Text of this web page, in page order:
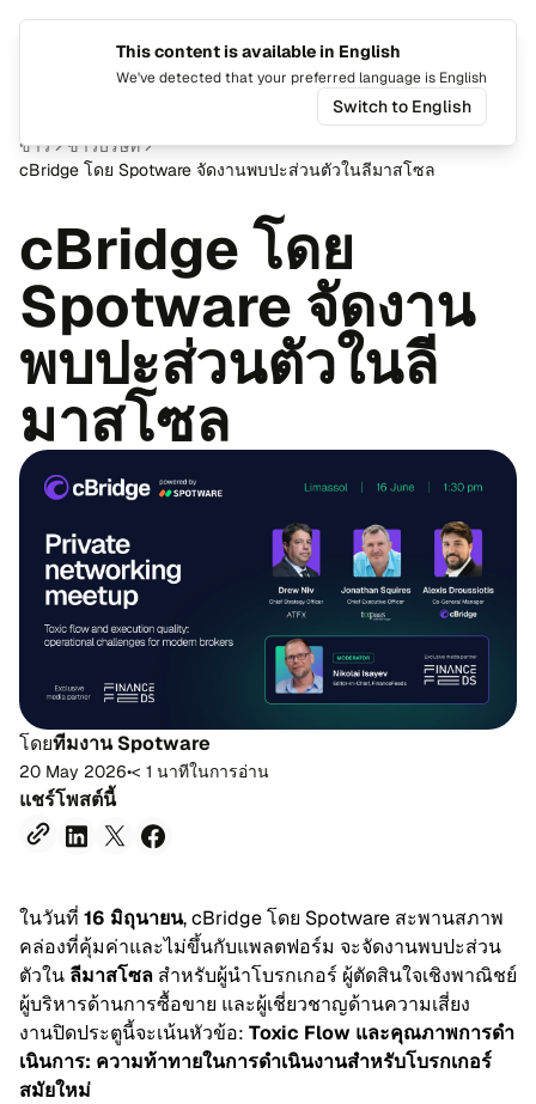
ข่าว
ข่าว​บริ​ษัท
cBridge โดย Spotware จัด​งาน​พบ​ปะ​ส่วน​ตัว​ใน​ลี​มาส​โซล
cBridge โดย
Spotware จัด​งาน​
พบ​ปะ​ส่วน​ตัว​ใน​ลี​
มาส​โซล
โดยที​ม​งาน Spotware
20 May 2026•< 1 นา​ที​ใน​กา​รอ่าน
แชร์​โพสต์​นี้
ใน​วัน​ที่ 16 มิ​ถุ​นา​ยน, cBridge โดย Spotware สะ​พาน​สภาพ
คล่อง​ที่​คุ้มค่า​และ​ไม่ขึ้น​กับ​แพลต​ฟอร์ม จะ​จัด​งาน​พบ​ปะ​ส่วน​
ตัว​ใน ลี​มาส​โซล สำ​หรับ​ผู้​นำ​โบรก​เกอร์ ผู้​ตัด​สิน​ใจ​เชิง​พา​ณิชย์
ผู้​บริ​หาร​ด้าน​การซื้อ​ขาย และผู้​เชี่ยว​ชาญด้าน​ความ​เสี่ยง
งาน​ปิด​ประ​ตูนี้จะ​เน้น​หัว​ข้อ: Toxic Flow และ​คุณ​ภาพ​การ​ดำ​
เนิน​การ: ความ​ท้า​ทาย​ใน​การ​ดำ​เนิน​งาน​สำ​หรับ​โบรก​เกอร์​
สมัย​ใหม่
This content is available in English
We've detected that your preferred language is English
Switch to English